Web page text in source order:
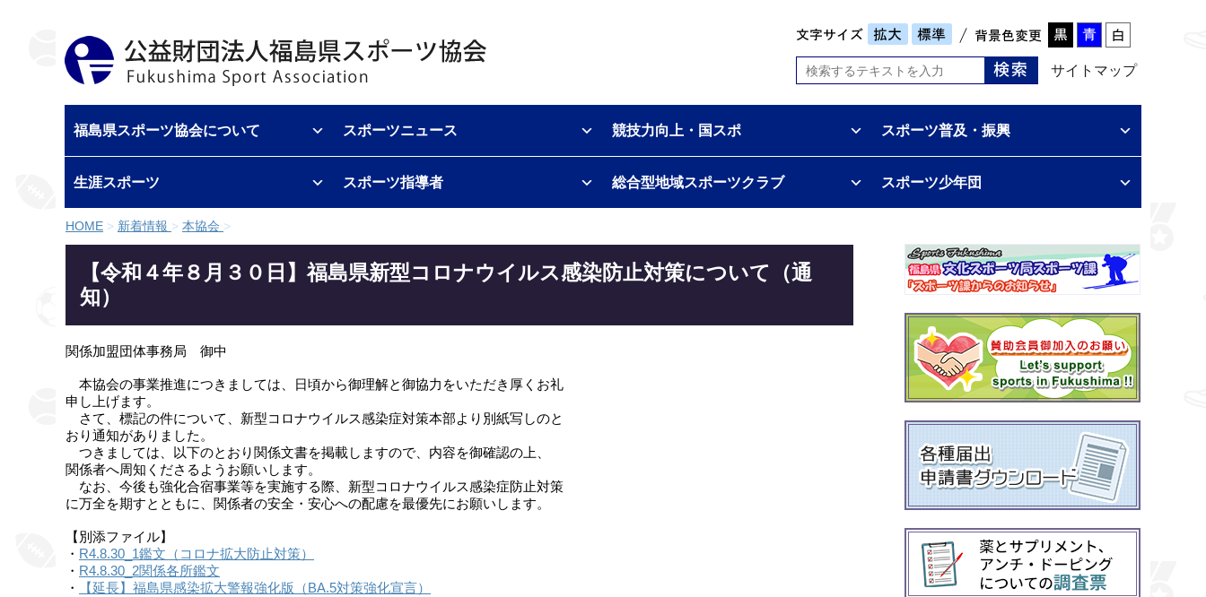
サイトマップ
福島県スポーツ協会について スポーツニュース 競技力向上・国スポ スポーツ普及・振興
生涯スポーツ スポーツ指導者 総合型地域スポーツクラブ スポーツ少年団
HOME > 新着情報 > 本協会 >
【令和４年８月３０日】福島県新型コロナウイルス感染防止対策について（通
知）
関係加盟団体事務局　御中
本協会の事業推進につきましては、日頃から御理解と御協力をいただき厚くお礼
申し上げます。
さて、標記の件について、新型コロナウイルス感染症対策本部より別紙写しのと
おり通知がありました。
つきましては、以下のとおり関係文書を掲載しますので、内容を御確認の上、
関係者へ周知くださるようお願いします。
なお、今後も強化合宿事業等を実施する際、新型コロナウイルス感染症防止対策
に万全を期すとともに、関係者の安全・安心への配慮を最優先にお願いします。
【別添ファイル】
・ R4.8.30_1鑑文（コロナ拡大防止対策）
・ R4.8.30_2関係各所鑑文
・ 【延長】福島県感染拡大警報強化版（BA.5対策強化宣言）